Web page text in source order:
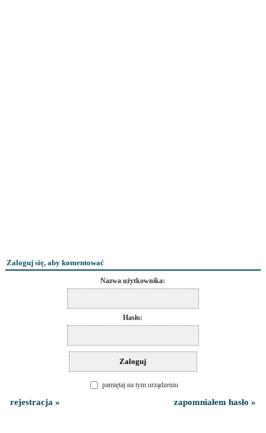
Zaloguj się, aby komentować
Nazwa użytkownika:
Hasło:
pamiętaj na tym urządzeniu
rejestracja » zapomniałem hasło »